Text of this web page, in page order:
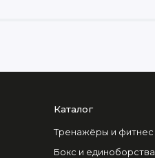
Каталог
Тренажёры и фитнес
Бокс и единоборства